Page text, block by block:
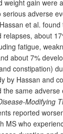
weight gain were
adverse
et al.
about
fatigue,
about 7%
constipation)
by Hassan and
same adverse
Modifying
reported
MS who